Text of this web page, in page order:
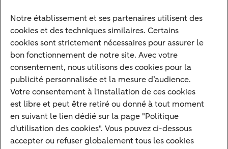
Notre approche
Nos experts
Notre raison d'être
Devenir client
Diversifier vos classes d'actifs
Structurer votre patrimoine
Développer votre entreprise
Banque à distance
Notre établissement et ses partenaires utilisent des
cookies et des techniques similaires. Certains
cookies sont strictement nécessaires pour assurer le
bon fonctionnement de notre site. Avec votre
consentement, nous utilisons des cookies pour la
publicité personnalisée et la mesure d’audience.
Votre consentement à l'installation de ces cookies
est libre et peut être retiré ou donné à tout moment
en suivant le lien dédié sur la page "Politique
d'utilisation des cookies". Vous pouvez ci-dessous
accepter ou refuser globalement tous les cookies